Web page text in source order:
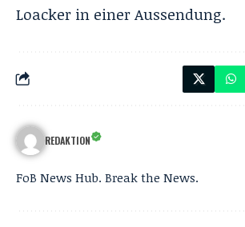
Loacker in einer Aussendung.
REDAKTION
FoB News Hub. Break the News.